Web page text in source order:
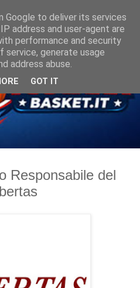
Responsabile del
Google to deliver its services
address and user-agent are
performance and security
generate usage
address abuse.
GOT IT